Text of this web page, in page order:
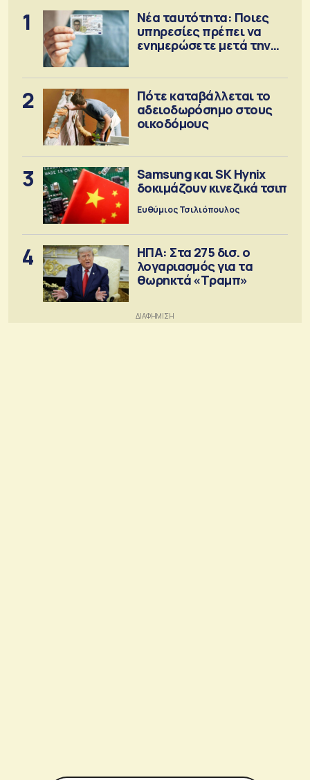
1
Νέα ταυτότητα: Ποιες
υπηρεσίες πρέπει να
ενημερώσετε μετά την
2
Πότε καταβάλλεται το
αδειοδωρόσημο στους
οικοδόμους
3
Samsung και SK Hynix
δοκιμάζουν κινεζικά τσιπ
Ευθύμιος Τσιλιόπουλος
4
ΗΠΑ: Στα 275 δισ. ο
λογαριασμός για τα
θωρηκτά «Τραμπ»